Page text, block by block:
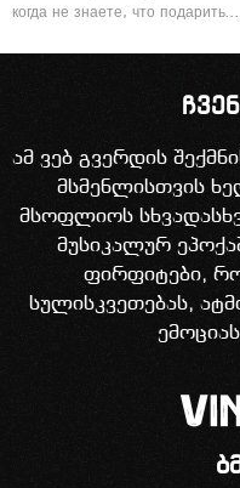
когда не знаете, что подарить…
ამ ვებ გვერდის
მსმენლისთვის
მსოფლიოს
მუსიკალურ
ფირფიტები,
სულისკვეთებას,